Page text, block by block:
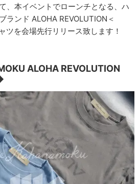
、本イベントでローンチとなる、ハ
ランド ALOHA REVOLUTION＜
ツを会場先行リリース致します！
ALOHA REVOLUTION